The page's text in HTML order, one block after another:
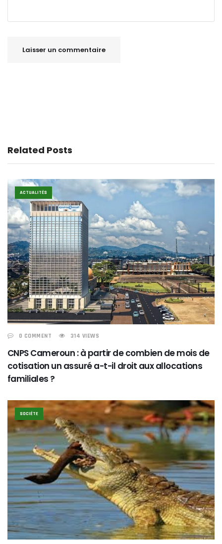
Related Posts
ACTUALITÉS
0 COMMENT 314 VIEWS
CNPS Cameroun : à partir de combien de mois de
cotisation un assuré a-t-il droit aux allocations
familiales ?
SOCIÉTE